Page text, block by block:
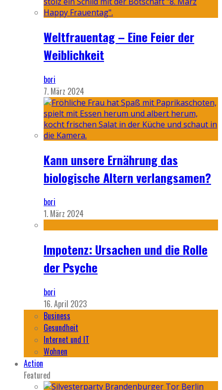
Weltfrauentag – Eine Feier der
Weiblichkeit
bori
7. März 2024
Kann unsere Ernährung das
biologische Altern verlangsamen?
bori
1. März 2024
Impotenz: Ursachen und die Rolle
der Psyche
bori
16. April 2023
Business
Gesundheit
Internet und IT
Wohnen
Action
Featured